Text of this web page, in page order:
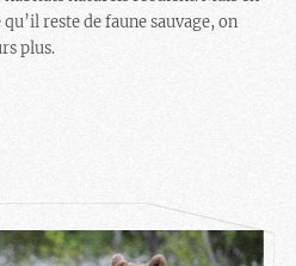
reste de faune sauvage, on
plus.